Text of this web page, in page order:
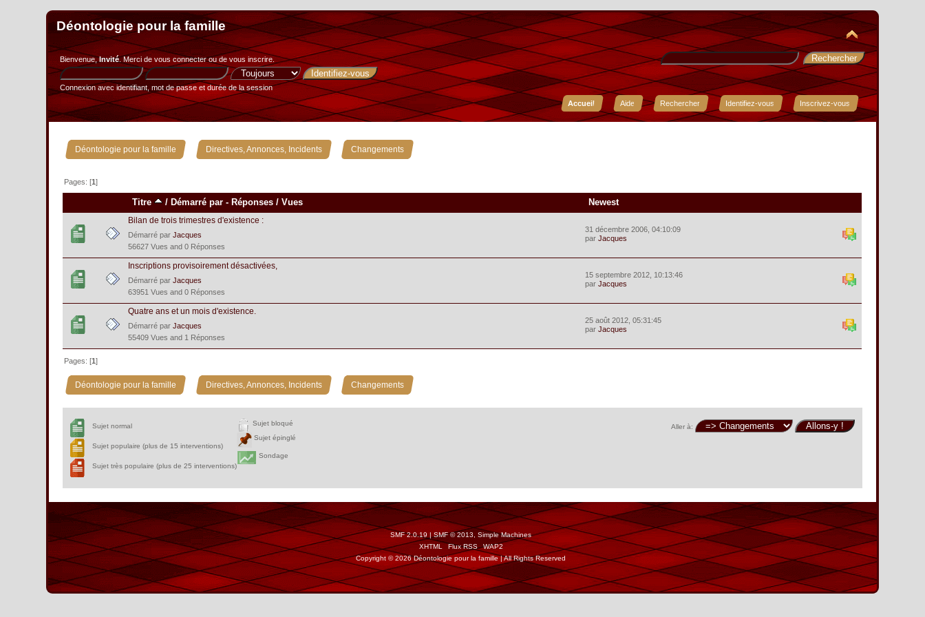
Déontologie pour la famille
Bienvenue,Invité. Merci devous connecterou devous inscrire.
Connexion avec identifiant, mot de passe et durée de la session
Accueil
Aide Rechercher Identifiez-vous Inscrivez-vous
Déontologie pour la famille » Directives, Annonces, Incidents » Changements
Pages: [1]
Titre / Démarré par - Réponses /Vues Newest
Bilan de trois trimestres d'existence :
Démarré parJacques
56627 Vues and 0 Réponses
31 décembre 2006, 04:10:09
parJacques
Inscriptions provisoirement désactivées,
Démarré parJacques
63951 Vues and 0 Réponses
15 septembre 2012, 10:13:46
parJacques
Quatre ans et un mois d'existence.
Démarré parJacques
55409 Vues and 1 Réponses
25 août 2012, 05:31:45
parJacques
Pages: [1]
Déontologie pour la famille » Directives, Annonces, Incidents » Changements
Aller à:
Sujet normal
Sujet populaire (plus de 15 interventions)
Sujet très populaire (plus de 25 interventions)
Sujet bloqué
Sujet épinglé
Sondage
SMF 2.0.19 | SMF © 2013
Simple Machines
XHTML
Flux RSS
WAP2
Copyright © 2026 Déontologie pour la famille | All Rights Reserved